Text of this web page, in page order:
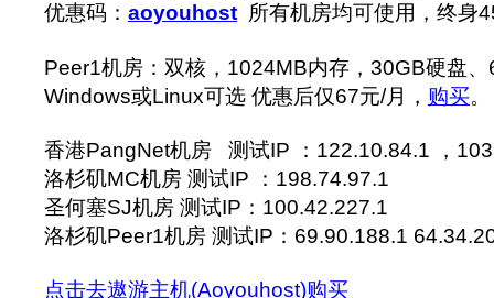
优惠码： aoyouhost 所有机房均可使用，终身
Peer1机房：双核，1024MB内存，30GB硬盘
Windows或Linux可选 优惠后仅67元/月， 购买。
香港PangNet机房 测试IP ：122.10.84.1 ，
洛杉矶MC机房 测试IP ：198.74.97.1
圣何塞SJ机房 测试IP：100.42.227.1
洛杉矶Peer1机房 测试IP：69.90.188.1
点击去遨游主机(Aoyouhost)购买